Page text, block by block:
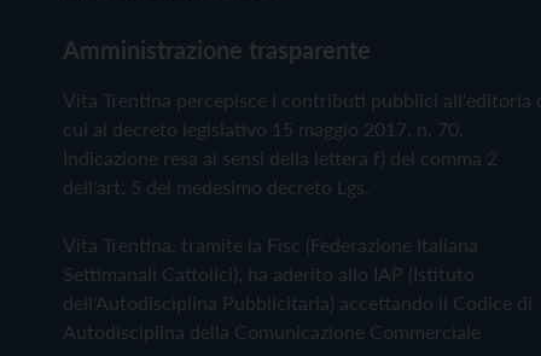
Amministrazione trasparente
Vita Trentina percepisce i contributi pubblici all'editoria
cui al decreto legislativo 15 maggio 2017, n. 70.
Indicazione resa ai sensi della lettera f) del comma 2
dell'art. 5 del medesimo decreto Lgs.
Vita Trentina, tramite la Fisc (Federazione Italiana
Settimanali Cattolici), ha aderito allo IAP (Istituto
dell'Autodisciplina Pubblicitaria) accettando il Codice di
Autodisciplina della Comunicazione Commerciale